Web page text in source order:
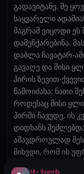
გადავიტანე. მე
საყვარელი
მაგრამ ვიცოდი ეს
დამეჩქარებინა.
დაბლა ჩავატარ-
გავაღე და მისი
პირის ზევით-
წამოიძახა: ნათი
როდესაც მისი
პირში ჩავუდე, ის
დიდხანს
ამავდროულად
მიხვდი, რომ ის
18+ ᲬᲕᲓᲝᲛᲐ